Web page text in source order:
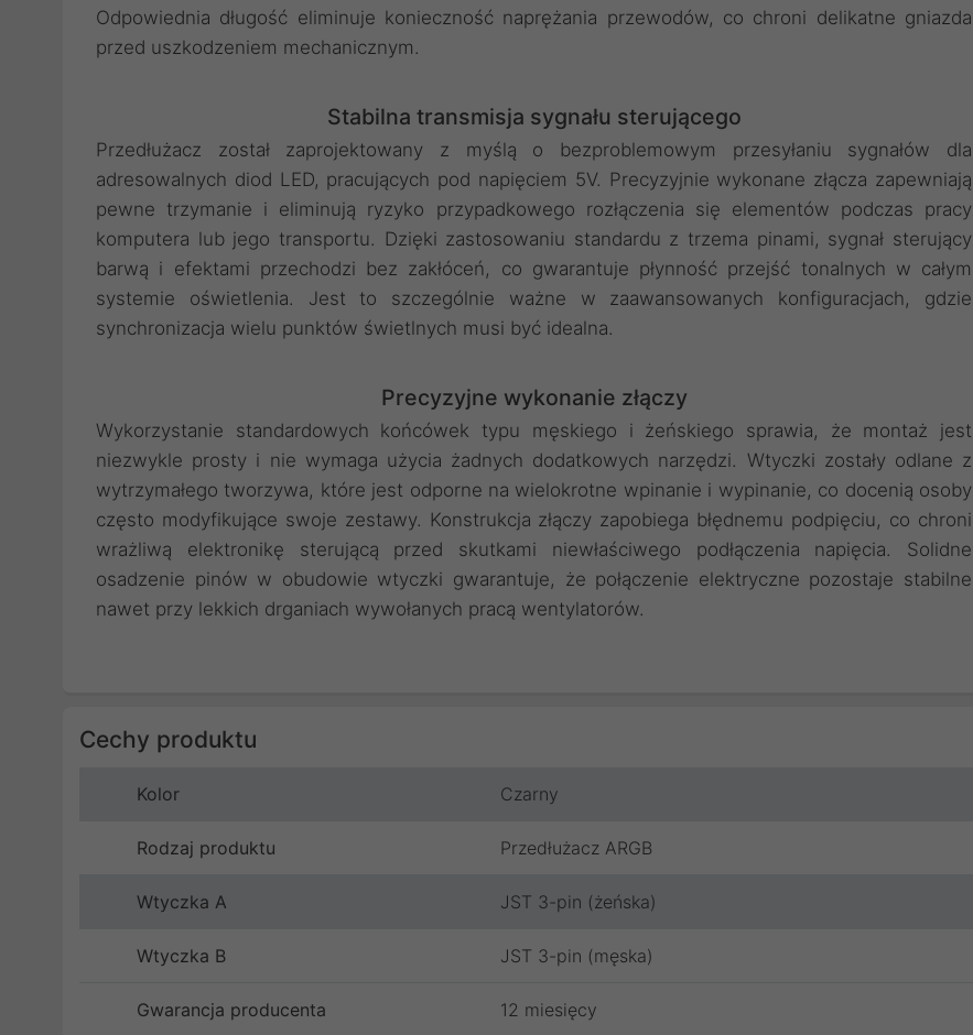
Odpowiednia długość eliminuje konieczność naprężania przewodów, co chroni delikatne gniazda
przed uszkodzeniem mechanicznym.
Stabilna transmisja sygnału sterującego
Przedłużacz został zaprojektowany z myślą o bezproblemowym przesyłaniu sygnałów dla
adresowalnych diod LED, pracujących pod napięciem 5V. Precyzyjnie wykonane złącza zapewniają
pewne trzymanie i eliminują ryzyko przypadkowego rozłączenia się elementów podczas pracy
komputera lub jego transportu. Dzięki zastosowaniu standardu z trzema pinami, sygnał sterujący
barwą i efektami przechodzi bez zakłóceń, co gwarantuje płynność przejść tonalnych w całym
systemie oświetlenia. Jest to szczególnie ważne w zaawansowanych konfiguracjach, gdzie
synchronizacja wielu punktów świetlnych musi być idealna.
Precyzyjne wykonanie złączy
Wykorzystanie standardowych końcówek typu męskiego i żeńskiego sprawia, że montaż jest
niezwykle prosty i nie wymaga użycia żadnych dodatkowych narzędzi. Wtyczki zostały odlane z
wytrzymałego tworzywa, które jest odporne na wielokrotne wpinanie i wypinanie, co docenią osoby
często modyfikujące swoje zestawy. Konstrukcja złączy zapobiega błędnemu podpięciu, co chroni
wrażliwą elektronikę sterującą przed skutkami niewłaściwego podłączenia napięcia. Solidne
osadzenie pinów w obudowie wtyczki gwarantuje, że połączenie elektryczne pozostaje stabilne
nawet przy lekkich drganiach wywołanych pracą wentylatorów.
Cechy produktu
Kolor Czarny
Rodzaj produktu Przedłużacz ARGB
Wtyczka A JST 3-pin (żeńska)
Wtyczka B JST 3-pin (męska)
Gwarancja producenta 12 miesięcy